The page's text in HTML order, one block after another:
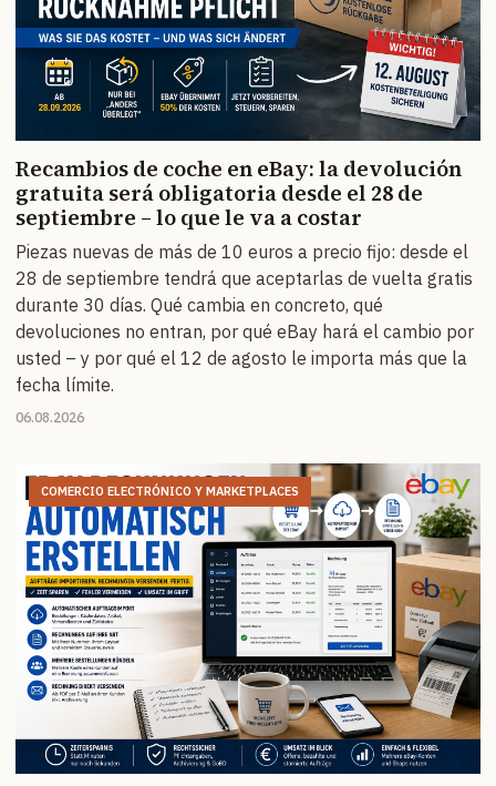
Recambios de coche en eBay: la devolución
gratuita será obligatoria desde el 28 de
septiembre – lo que le va a costar
Piezas nuevas de más de 10 euros a precio fijo: desde el
28 de septiembre tendrá que aceptarlas de vuelta gratis
durante 30 días. Qué cambia en concreto, qué
devoluciones no entran, por qué eBay hará el cambio por
usted – y por qué el 12 de agosto le importa más que la
fecha límite.
06.08.2026
COMERCIO ELECTRÓNICO Y MARKETPLACES